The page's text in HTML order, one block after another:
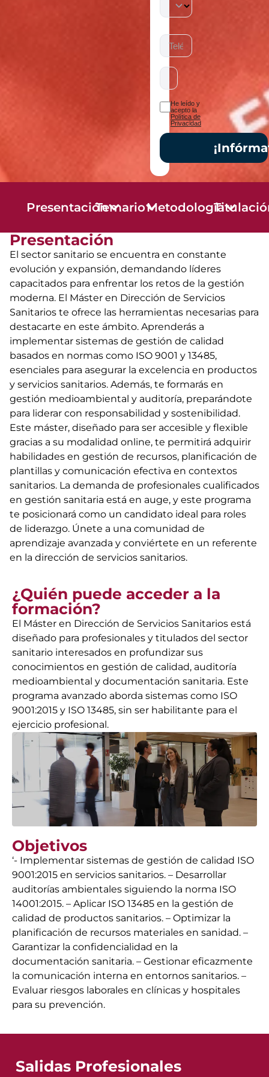
He leído y
acepto la
Política de
Privacidad
PresentaciónTemarioMetodología
Presentación
El sector sanitario se encuentra en constante
evolución y expansión, demandando líderes
capacitados para enfrentar los retos de la gestión
moderna. El Máster en Dirección de Servicios
Sanitarios te ofrece las herramientas necesarias para
destacarte en este ámbito. Aprenderás a
implementar sistemas de gestión de calidad
basados en normas como ISO 9001 y 13485,
esenciales para asegurar la excelencia en productos
y servicios sanitarios. Además, te formarás en
gestión medioambiental y auditoría, preparándote
para liderar con responsabilidad y sostenibilidad.
Este máster, diseñado para ser accesible y flexible
gracias a su modalidad online, te permitirá adquirir
habilidades en gestión de recursos, planificación de
plantillas y comunicación efectiva en contextos
sanitarios. La demanda de profesionales cualificados
en gestión sanitaria está en auge, y este programa
te posicionará como un candidato ideal para roles
de liderazgo. Únete a una comunidad de
aprendizaje avanzada y conviértete en un referente
en la dirección de servicios sanitarios.
¿Quién puede acceder a la
formación?
El Máster en Dirección de Servicios Sanitarios está
diseñado para profesionales y titulados del sector
sanitario interesados en profundizar sus
conocimientos en gestión de calidad, auditoría
medioambiental y documentación sanitaria. Este
programa avanzado aborda sistemas como ISO
9001:2015 y ISO 13485, sin ser habilitante para el
ejercicio profesional.
Objetivos
‘- Implementar sistemas de gestión de calidad ISO
9001:2015 en servicios sanitarios. – Desarrollar
auditorías ambientales siguiendo la norma ISO
14001:2015. – Aplicar ISO 13485 en la gestión de
calidad de productos sanitarios. – Optimizar la
planificación de recursos materiales en sanidad. –
Garantizar la confidencialidad en la
documentación sanitaria. – Gestionar eficazmente
la comunicación interna en entornos sanitarios. –
Evaluar riesgos laborales en clínicas y hospitales
para su prevención.
Salidas Profesionales